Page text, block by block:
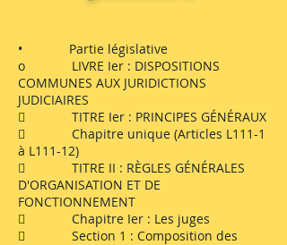
• Partie législative
o LIVRE Ier : DISPOSITIONS
COMMUNES AUX JURIDICTIONS
JUDICIAIRES
 TITRE Ier : PRINCIPES GÉNÉRAUX
 Chapitre unique (Articles L111-1
à L111-12)
 TITRE II : RÈGLES GÉNÉRALES
D'ORGANISATION ET DE
FONCTIONNEMENT
 Chapitre Ier : Les juges
 Section 1 : Composition des